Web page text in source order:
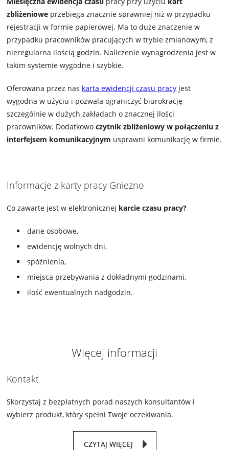
zbliżeniowe przebiega znacznie sprawniej niż w przypadku
rejestracji w formie papierowej. Ma to duże znaczenie w
przypadku pracowników pracujących w trybie zmianowym, z
nieregularna ilością godzin. Naliczenie wynagrodzenia jest w
takim systemie wygodne i szybkie.
Oferowana przez nas karta ewidencji czasu pracy jest
wygodna w użyciu i pozwala ograniczyć biurokrację
szczególnie w dużych zakładach o znacznej ilości
pracowników. Dodatkowoczytnik zbliżeniowy w połączeniu z
interfejsem komunikacyjnym usprawni komunikację w firmie.
Informacje z karty pracy Gniezno
Co zawarte jest w elektronicznej karcie czasu pracy?
dane osobowe,
ewidencję wolnych dni,
spóźnienia,
miejsca przebywania z dokładnymi godzinami,
ilość ewentualnych nadgodzin.
Więcej informacji
Kontakt
Skorzystaj z bezpłatnych porad naszych konsultantów i
wybierz produkt, który spełni Twoje oczekiwania.
CZYTAJ WIĘCEJ